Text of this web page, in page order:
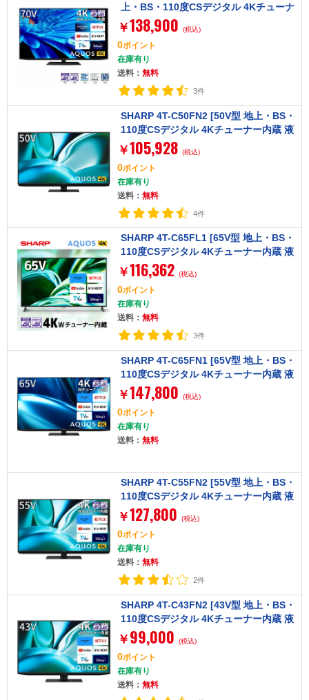
上・BS・110度CSデジタル 4Kチューナ
ー内蔵 液晶テレビ]
￥138,900 (税込)
0ポイント
在庫有り
送料： 無料
3件
SHARP 4T-C50FN2 [50V型 地上・BS・
110度CSデジタル 4Kチューナー内蔵 液
晶テレビ]
￥105,928 (税込)
0ポイント
在庫有り
送料： 無料
4件
SHARP 4T-C65FL1 [65V型 地上・BS・
110度CSデジタル 4Kチューナー内蔵 液
晶テレビ]
￥116,362 (税込)
0ポイント
在庫有り
送料： 無料
3件
SHARP 4T-C65FN1 [65V型 地上・BS・
110度CSデジタル 4Kチューナー内蔵 液
晶テレビ]
￥147,800 (税込)
0ポイント
在庫有り
送料： 無料
SHARP 4T-C55FN2 [55V型 地上・BS・
110度CSデジタル 4Kチューナー内蔵 液
晶テレビ]
￥127,800 (税込)
0ポイント
在庫有り
送料： 無料
2件
SHARP 4T-C43FN2 [43V型 地上・BS・
110度CSデジタル 4Kチューナー内蔵 液
晶テレビ]
￥ 99,000 (税込)
0ポイント
在庫有り
送料： 無料